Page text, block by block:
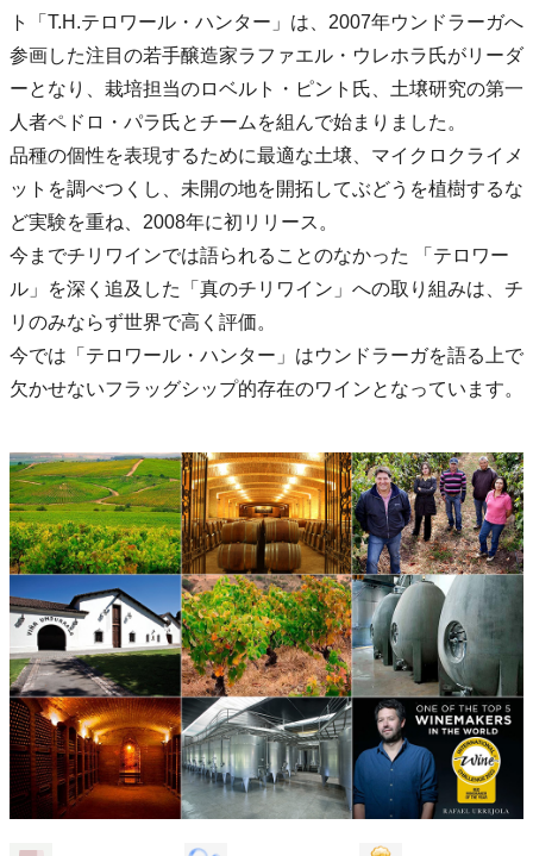
ト「T.H.テロワール・ハンター」は、2007年ウンドラーガへ
参画した注目の若手醸造家ラファエル・ウレホラ氏がリーダ
ーとなり、栽培担当のロベルト・ピント氏、土壌研究の第一
人者ペドロ・パラ氏とチームを組んで始まりました。
品種の個性を表現するために最適な土壌、マイクロクライメ
ットを調べつくし、未開の地を開拓してぶどうを植樹するな
ど実験を重ね、2008年に初リリース。
今までチリワインでは語られることのなかった 「テロワー
ル」を深く追及した「真のチリワイン」への取り組みは、チ
リのみならず世界で高く評価。
今では「テロワール・ハンター」はウンドラーガを語る上で
欠かせないフラッグシップ的存在のワインとなっています。